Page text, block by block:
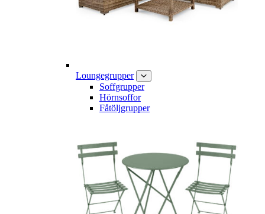
Loungegrupper
Soffgrupper
Hörnsoffor
Fåtöljgrupper